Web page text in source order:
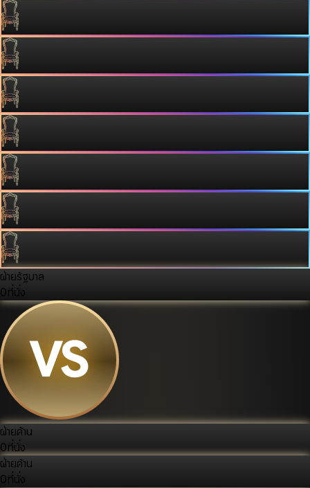
ฝ่ายรัฐบาล
0ที่นั่ง
ฝ่ายค้าน
0ที่นั่ง
ฝ่ายค้าน
0ที่นั่ง